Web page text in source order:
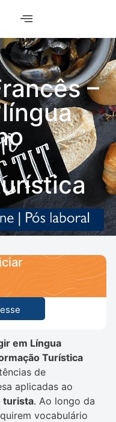
–
em Língua
Turística
de
aplicadas ao
turista. Ao longo da
vocabulário